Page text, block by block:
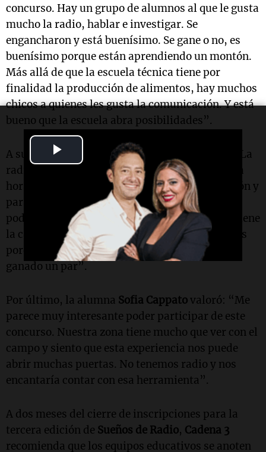
Video
concurso. Hay un grupo de alumnos al que le gusta
mucho la radio, hablar e investigar. Se
engancharon y está buenísimo. Se gane o no, es
buenísimo porque están aprendiendo un montón.
Más allá de que la escuela técnica tiene por
finalidad la producción de alimentos, hay muchos
chicos a quienes les gusta la comunicación. Y está
bueno que la escuela abra posibilidades”.
A su turno, el alumno Manuel Giacinti
opinó: “La
radio es una herramienta bastante eficiente a la
hora de desarrollar habilidades de comunicación y
para repartir información. Estaría muy bueno
poder tener una radio en nuestra escuela, que tiene
la capacidad para dirigir este tipo de programas
porque ha participado en varios concursos y ha
ganado un par”.
Por último, la alumna Sofia Cappatovaloró: “Me
parece muy interesante poder participar de este
concurso. Nuestra zona tiene mucho que ver con el
campo y siento que esta experiencia nos puede
abrir muchas puertas. No tenemos radio y nos
encantaría contar con esa herramienta”.
A dos meses del cierre de inscripciones para la
tercera edición de Sueños de Radio, Cadena 3
recomienda que los equipos educativos se anoten